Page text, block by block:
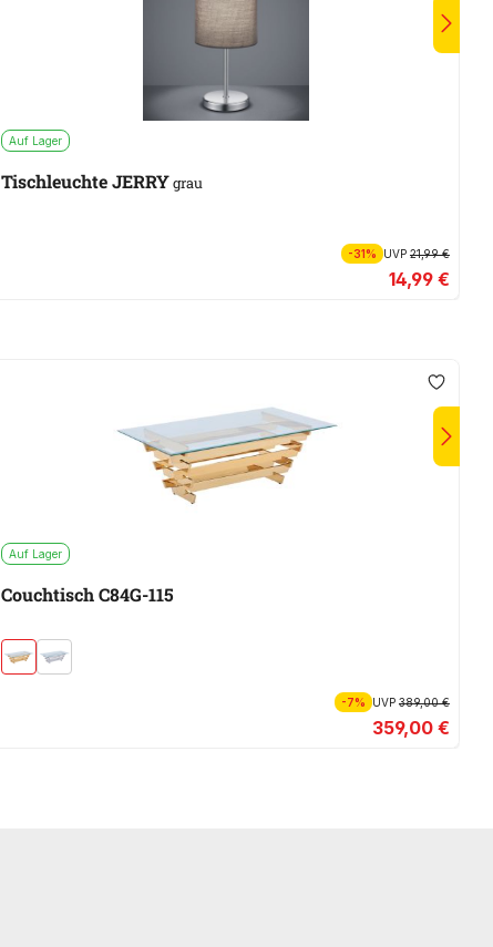
Auf Lager
Tischleuchte JERRYgrau
-31% UVP 21,99 €
14,99 €
Auf Lager
Couchtisch C84G-115
-7% UVP 389,00 €
359,00 €